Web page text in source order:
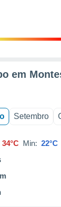
em
Setembro
34°C Min: 22°C